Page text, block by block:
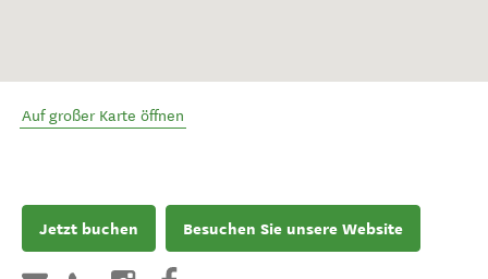
Auf großer Karte öffnen
Jetzt buchen Besuchen Sie unsere Website